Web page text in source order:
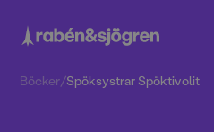
Böcker/Spöksystrar Spöktivolit